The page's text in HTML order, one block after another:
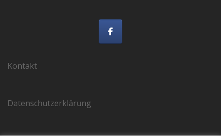
Kontakt
Datenschutzerklärung